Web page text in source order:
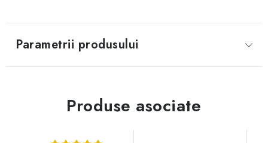
Parametrii produsului
Produse asociate